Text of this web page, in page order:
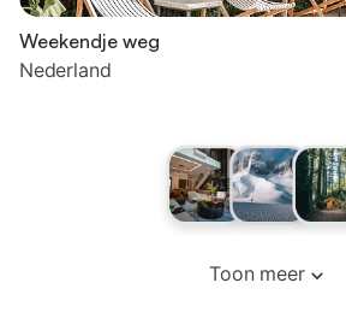
Weekendje weg
Nederland
Toon meer